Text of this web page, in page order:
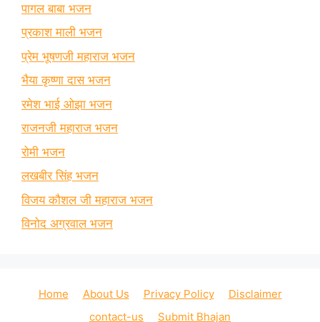
पागल बाबा भजन
प्रकाश माली भजन
प्रेम भूषणजी महाराज भजन
भैया कृष्णा दास भजन
रमेश भाई ओझा भजन
राजनजी महाराज भजन
रोमी भजन
लखबीर सिंह भजन
विजय कौशल जी महाराज भजन
विनोद अग्रवाल भजन
Home About Us Privacy Policy
Disclaimer
contact-us
Submit Bhajan